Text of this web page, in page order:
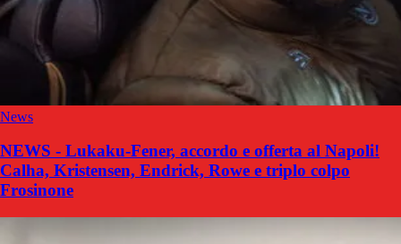
News
NEWS - Lukaku-Fener, accordo e offerta al Napoli!
Calha, Kristensen, Endrick, Rowe e triplo colpo
Frosinone